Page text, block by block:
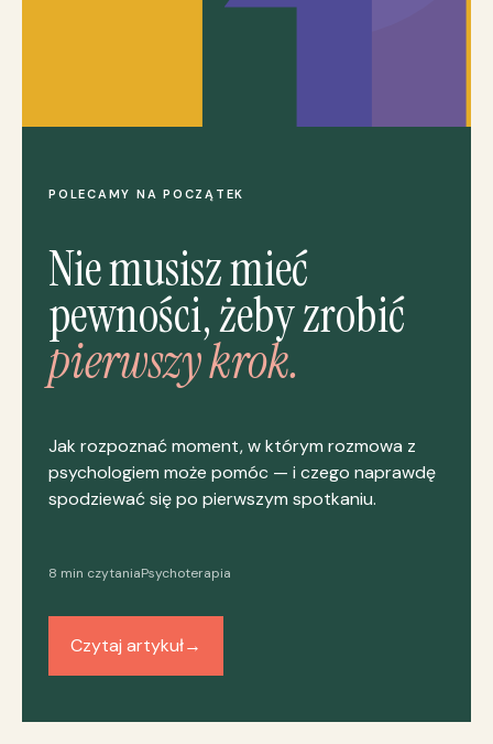
POLECAMY NA POCZĄTEK
Nie musisz mieć
pewności, żeby zrobić
pierwszy krok.
Jak rozpoznać moment, w którym rozmowa z
psychologiem może pomóc — i czego naprawdę
spodziewać się po pierwszym spotkaniu.
8 min czytaniaPsychoterapia
Czytaj artykuł→